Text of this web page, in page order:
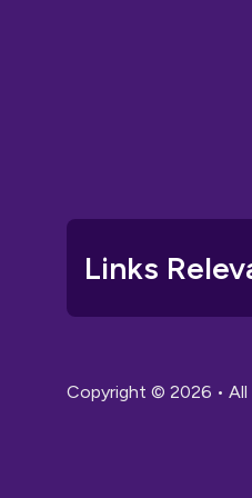
Links
Copyright © 2026 • All